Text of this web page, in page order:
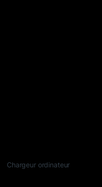
Chargeur ordinateur